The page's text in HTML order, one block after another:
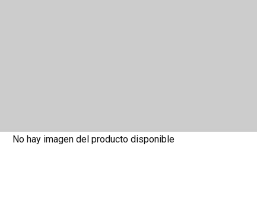
No hay imagen del producto disponible